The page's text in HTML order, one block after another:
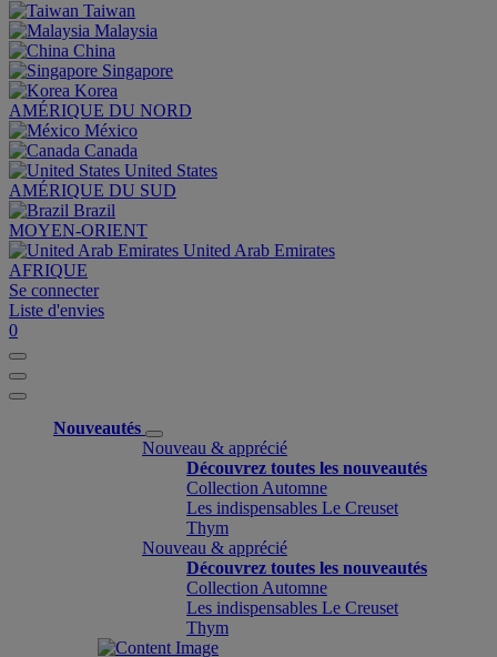
Taiwan
Malaysia
China
Singapore
Korea
AMÉRIQUE DU NORD
México
Canada
United States
AMÉRIQUE DU SUD
Brazil
MOYEN-ORIENT
United Arab Emirates
AFRIQUE
Se connecter
Liste d'envies
0
Nouveautés
Nouveau & apprécié
Découvrez toutes les nouveautés
Collection Automne
Les indispensables Le Creuset
Thym
Nouveau & apprécié
Découvrez toutes les nouveautés
Collection Automne
Les indispensables Le Creuset
Thym